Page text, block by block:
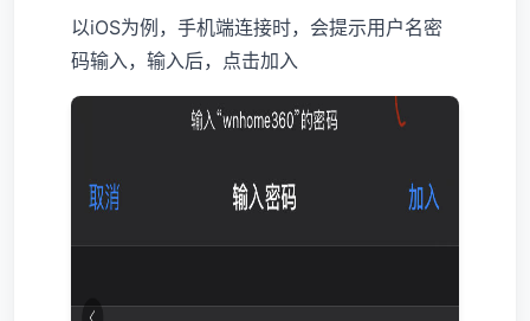
以iOS为例，手机端连接时，会提示用户名密
码输入，输入后，点击加入